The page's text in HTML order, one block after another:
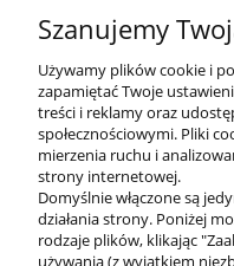
Kąt
Szanujemy
Używamy plików cookie i
zapamiętać Twoje
treści i reklamy oraz
społecznościowymi. Pliki
mierzenia ruchu i
strony internetowej.
Domyślnie włączone są
działania strony. Poniżej
rodzaje plików, klikając
używania (z wyjątkiem